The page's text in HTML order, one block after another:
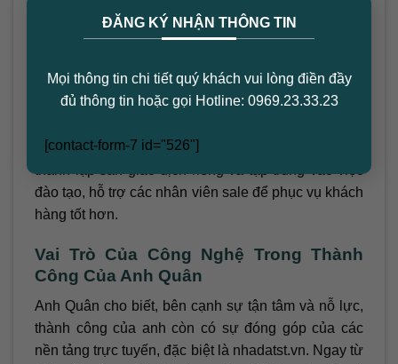
ĐĂNG KÝ NHẬN THÔNG TIN
Mọi thông tin chi tiết quý khách vui lòng điền đầy
đủ thông tin hoặc gọi Hotline: 0969.23.33.23
[contact-form-7 id="526"]
kiếm khách hàng mới, bởi các khách hàng cũ vẫn
luôn giữ liên lạc và giới thiệu thêm nhiều khách
Từ Nhân Viên Môi Giới Đến CEO: Hành
Sau gần 2 năm làm việc, anh Quân quyết định
đào tạo, hỗ trợ các nhân viên sale để phục vụ khách
hàng tốt hơn.
Vai Trò Của Công Nghệ Trong Thành
Công Của Anh Quân
Anh Quân cho biết, bên cạnh sự tận tâm và nỗ lực,
thành công của anh còn có sự đóng góp của các
nền tảng trực tuyến, đặc biệt là nhadatst.vn. Ngay từ